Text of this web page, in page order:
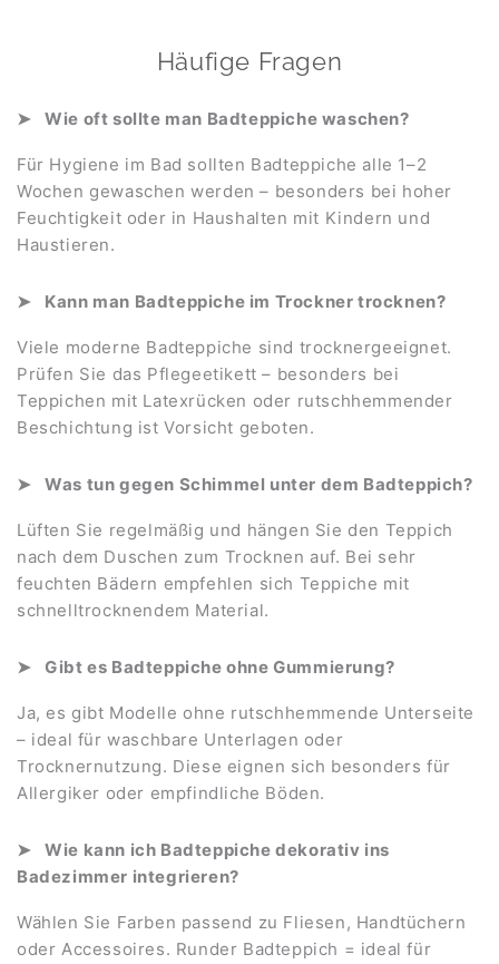
Häufige Fragen
Wie oft sollte man Badteppiche waschen?
Für Hygiene im Bad sollten Badteppiche alle 1–2
Wochen gewaschen werden – besonders bei hoher
Feuchtigkeit oder in Haushalten mit Kindern und
Haustieren.
Kann man Badteppiche im Trockner trocknen?
Viele moderne Badteppiche sind trocknergeeignet.
Prüfen Sie das Pflegeetikett – besonders bei
Teppichen mit Latexrücken oder rutschhemmender
Beschichtung ist Vorsicht geboten.
Was tun gegen Schimmel unter dem Badteppich?
Lüften Sie regelmäßig und hängen Sie den Teppich
nach dem Duschen zum Trocknen auf. Bei sehr
feuchten Bädern empfehlen sich Teppiche mit
schnelltrocknendem Material.
Gibt es Badteppiche ohne Gummierung?
Ja, es gibt Modelle ohne rutschhemmende Unterseite
– ideal für waschbare Unterlagen oder
Trocknernutzung. Diese eignen sich besonders für
Allergiker oder empfindliche Böden.
Wie kann ich Badteppiche dekorativ ins
Badezimmer integrieren?
Wählen Sie Farben passend zu Fliesen, Handtüchern
oder Accessoires. Runder Badteppich = ideal für